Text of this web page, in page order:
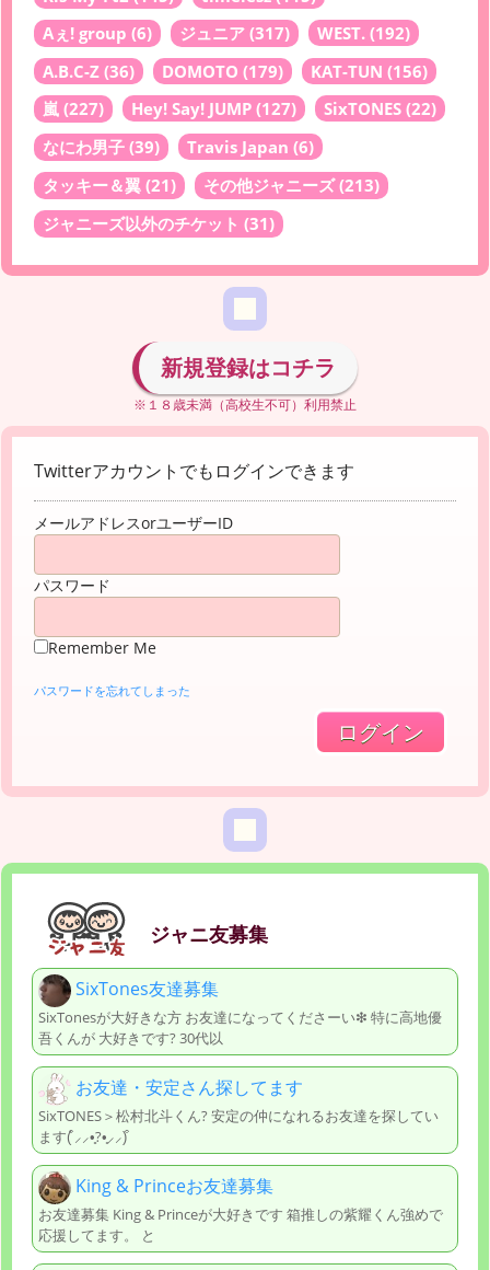
Aぇ! group (6) ジュニア (317) WEST. (192)
A.B.C-Z (36) DOMOTO (179) KAT-TUN (156)
嵐 (227) Hey! Say! JUMP (127) SixTONES (22)
なにわ男子 (39) Travis Japan (6)
タッキー＆翼 (21) その他ジャニーズ(213)
ジャニーズ以外のチケット (31)
新規登録はコチラ
※１８歳未満（高校生不可）利用禁止
Twitterアカウントでもログインできます
メールアドレスorユーザーID
パスワード
Remember Me
パスワードを忘れてしまった
ジャニ友募集
SixTones友達募集
SixTonesが大好きな方 お友達になってくださーい❇ 特に高地優
吾くんが 大好きです? 30代以
お友達・安定さん探してます
SixTONES＞松村北斗くん? 安定の仲になれるお友達を探してい
ます‎(͒ ⸝⸝•̥?•̥⸝⸝)͒
King & Princeお友達募集
お友達募集 King & Princeが大好きです 箱推しの紫耀くん強めで
応援してます。 と